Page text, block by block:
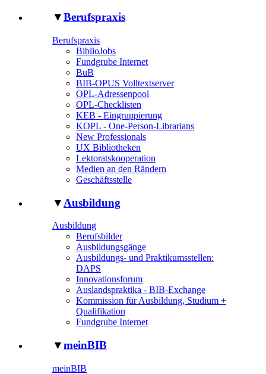
▼Berufspraxis
Berufspraxis
BiblioJobs
Fundgrube Internet
BuB
BIB-OPUS Volltextserver
OPL-Adressenpool
OPL-Checklisten
KEB - Eingruppierung
KOPL - One-Person-Librarians
New Professionals
UX Bibliotheken
Lektoratskooperation
Medien an den Rändern
Geschäftsstelle
▼ Ausbildung
Ausbildung
Berufsbilder
Ausbildungsgänge
Ausbildungs- und Praktikumsstellen:
DAPS
Innovationsforum
Auslandspraktika - BIB-Exchange
Kommission für Ausbildung, Studium +
Qualifikation
Fundgrube Internet
▼meinBIB
meinBIB